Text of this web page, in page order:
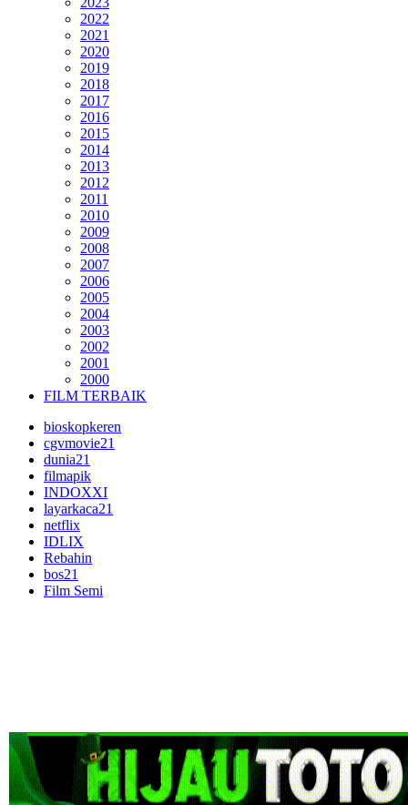
2022
2021
2020
2019
2018
2017
2016
2015
2014
2013
2012
2011
2010
2009
2008
2007
2006
2005
2004
2003
2002
2001
2000
FILM TERBAIK
bioskopkeren
cgvmovie21
dunia21
filmapik
INDOXXI
layarkaca21
netflix
IDLIX
Rebahin
bos21
Film Semi